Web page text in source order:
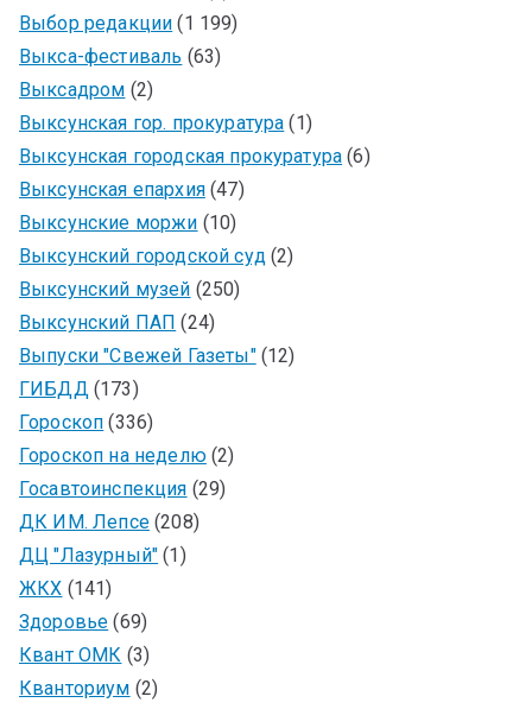
Выбор редакции (1 199)
Выкса-фестиваль (63)
Выксадром (2)
Выксунская гор. прокуратура (1)
Выксунская городская прокуратура (6)
Выксунская епархия(47)
Выксунские моржи (10)
Выксунский городской суд(2)
Выксунский музей (250)
Выксунский ПАП (24)
Выпуски "Свежей Газеты"(12)
ГИБДД(173)
Гороскоп (336)
Гороскоп на неделю(2)
Госавтоинспекция (29)
ДК ИМ. Лепсе(208)
ДЦ "Лазурный" (1)
ЖКХ (141)
Здоровье (69)
Квант ОМК (3)
Кванториум (2)